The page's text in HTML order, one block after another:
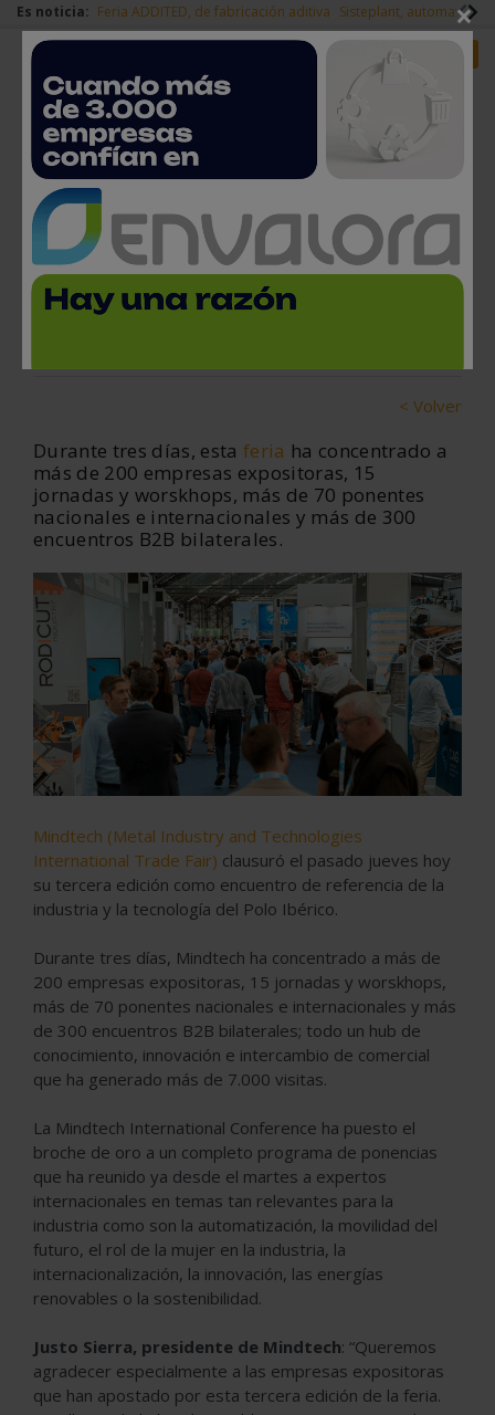
Es noticia: Feria ADDITED, de fabricación aditiva Sisteplant,
Redes Sociales Login empresas
Mindtech Vigo cierra su tercera
edición con 7.000 visitantes
< Volver
Durante tres días, esta feria ha concentrado a
más de 200 empresas expositoras, 15
jornadas y worskhops, más de 70 ponentes
nacionales e internacionales y más de 300
encuentros B2B bilaterales.
Mindtech (Metal Industry and Technologies
International Trade Fair) clausuró el pasado jueves hoy
su tercera edición como encuentro de referencia de la
industria y la tecnología del Polo Ibérico.
Durante tres días, Mindtech ha concentrado a más de
200 empresas expositoras, 15 jornadas y worskhops,
más de 70 ponentes nacionales e internacionales y más
de 300 encuentros B2B bilaterales; todo un hub de
conocimiento, innovación e intercambio de comercial
que ha generado más de 7.000 visitas.
La Mindtech International Conference ha puesto el
broche de oro a un completo programa de ponencias
que ha reunido ya desde el martes a expertos
internacionales en temas tan relevantes para la
industria como son la automatización, la movilidad del
futuro, el rol de la mujer en la industria, la
internacionalización, la innovación, las energías
renovables o la sostenibilidad.
Justo Sierra, presidente de Mindtech: “Queremos
agradecer especialmente a las empresas expositoras
que han apostado por esta tercera edición de la feria.
×